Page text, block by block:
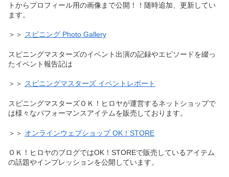
トからプロフィール用の画像まで公開！！随時追加、更新してい
ます。
＞＞ スピニング Photo Gallery
スピニングマスターズのイベント出演の記録やエピソードを綴っ
たイベント報告記は
＞＞ スピニングマスターズ イベントレポート
スピニングマスターズＯＫ！ヒロヤが運営するネットショップで
は様々なパフォーマンスアイテムを販売しております。
＞＞ オンラインウェブショップ OK！STORE
ＯＫ！ヒロヤのブログではOK！STOREで販売しているアイテム
の話題やインプレッションを公開しています。